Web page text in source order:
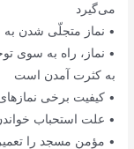
می‌‌گیرد
• نماز متجلّی شدن به
• نماز، راه به سوی
به کثرت آمدن است
• کیفیت برخی
• علت استحباب
• مؤمن مسجد را